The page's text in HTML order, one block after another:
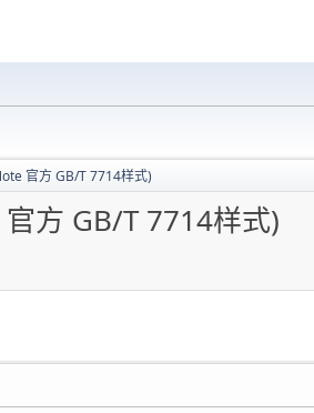
官方 GB/T 7714样式)
方 GB/T 7714样式)